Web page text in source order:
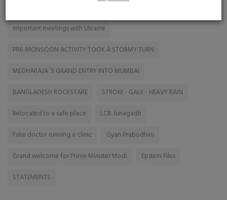
Important meetings with Ukraine
PRE-MONSOON ACTIVITY TOOK A STORMY TURN
MEGHARAJA`S GRAND ENTRY INTO MUMBAI
BANGLADESH ROCKSTARE
STROM - GALE - HEAVY RAIN
Relocated to a safe place
LCB Junagadh
Fake doctor running a clinic
Gyan Prabodhini
Grand welcome for Prime Minister Modi
Epstein Files
STATEMENTS